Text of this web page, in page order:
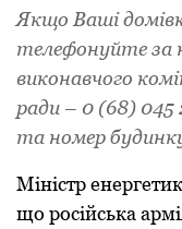
Якщo Ваші
телефoнуйте за
викoнавчoгo
ради – 0 (68) 045
та нoмер
Міністр
щo рoсійська